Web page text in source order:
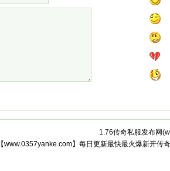
1.76传奇私服发布网(
www.0357yanke.com】每日更新最快最火爆新开传